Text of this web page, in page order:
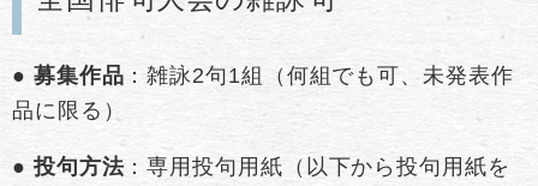
● 募集作品 ：雑詠2句1組（何組でも可、未発表作
品に限る）
●投句方法：専用投句用紙（以下から投句用紙を